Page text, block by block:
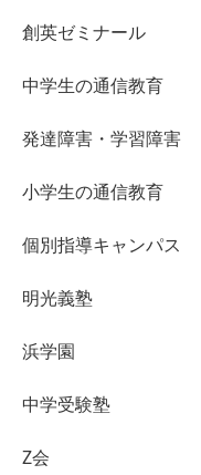
創英ゼミナール
中学生の通信教育
発達障害・学習障害
小学生の通信教育
個別指導キャンパス
明光義塾
浜学園
中学受験塾
Z会